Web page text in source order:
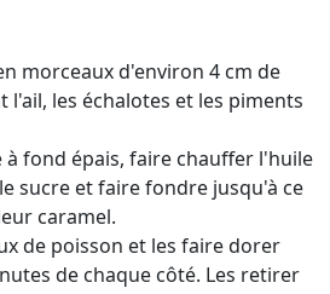
morceaux d'environ 4 cm de
l'ail, les échalotes et les piments
à fond épais, faire chauffer l'huile
sucre et faire fondre jusqu'à ce
caramel.
de poisson et les faire dorer
de chaque côté. Les retirer